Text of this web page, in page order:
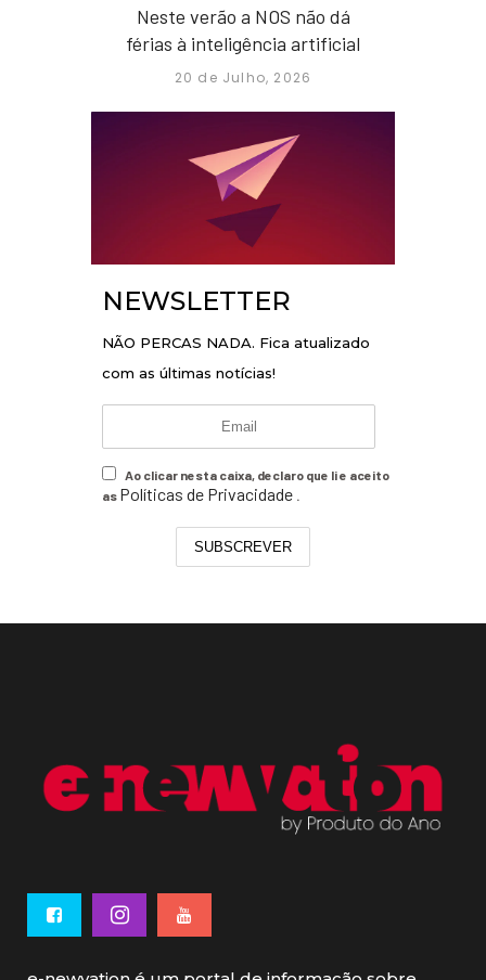
Neste verão a NOS não dá
férias à inteligência artificial
20 de Julho, 2026
NEWSLETTER
NÃO PERCAS NADA. Fica atualizado
com as últimas notícias!
Ao clicar nesta caixa, declaro que li e aceito
as Políticas de Privacidade
SUBSCREVER